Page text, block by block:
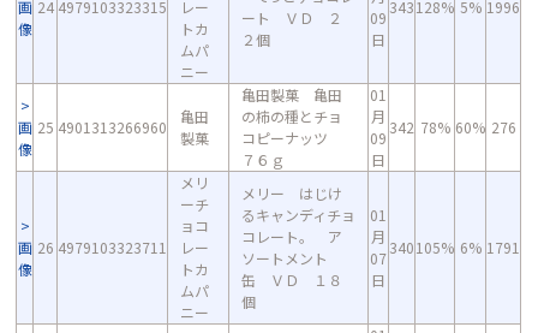
画
像
24 4979103323315
レー
トカ
ムパ
ニー
ート ＶＤ ２
２個
09
日
343128% 5% 1996
画
像
25 4901313266960
亀田
製菓
亀田製菓 亀田
の柿の種とチョ
コピーナッツ
７６ｇ
01
月
09
日
342 78% 60% 276
画
像
26 4979103323711
メリ
ーチ
ョコ
レー
トカ
ムパ
ニー
メリー はじけ
るキャンディチョ
コレート。 ア
ソートメント
缶 ＶＤ １８
個
01
月
07
日
340105% 6% 1791